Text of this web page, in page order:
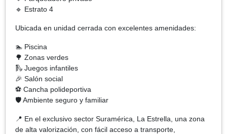
🔹 Estrato 4
Ubicada en unidad cerrada con excelentes amenidades:
🏊 Piscina
🌳 Zonas verdes
🛝 Juegos infantiles
🎉 Salón social
⚽ Cancha polideportiva
🛡️ Ambiente seguro y familiar
📍 En el exclusivo sector Suramérica, La Estrella, una zona
de alta valorización, con fácil acceso a transporte,